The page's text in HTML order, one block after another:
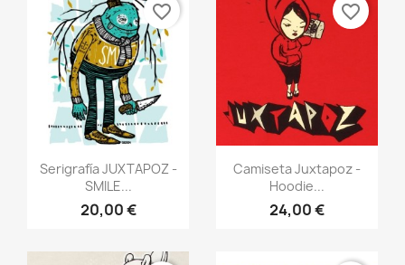
Vista rápida
Serigrafía JUXTAPOZ -
SMILE...
20,00 €
favorite_border
Vista rápida
Camiseta Juxtapoz -
Hoodie...
24,00 €
favorite_border